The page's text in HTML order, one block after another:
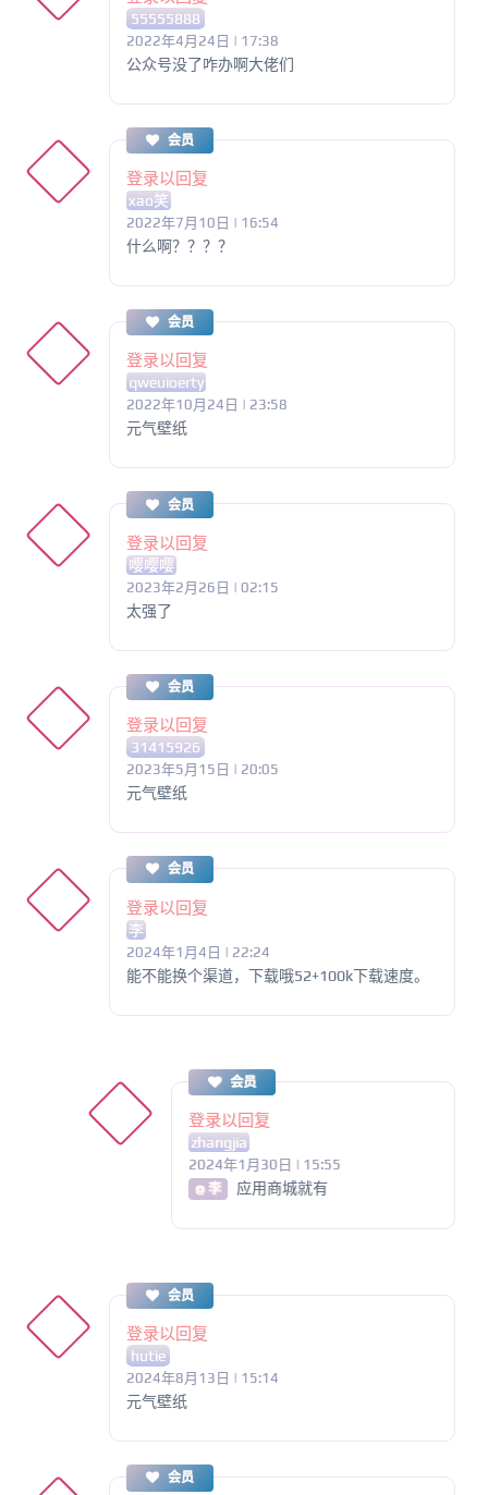
55555888
2022年4月24日 | 17:38
公众号没了咋办啊大佬们
会员
登录以回复
xao笑
2022年7月10日 | 16:54
什么啊？？？？
会员
登录以回复
qweuioerty
2022年10月24日 | 23:58
元气壁纸
会员
登录以回复
嘤嘤嘤
2023年2月26日 | 02:15
太强了
会员
登录以回复
31415926
2023年5月15日 | 20:05
元气壁纸
会员
登录以回复
李
2024年1月4日 | 22:24
能不能换个渠道，下载哦52+100k下载速度。
会员
登录以回复
zhangjia
2024年1月30日 | 15:55
@ 李 应用商城就有
会员
登录以回复
hutie
2024年8月13日 | 15:14
元气壁纸
会员